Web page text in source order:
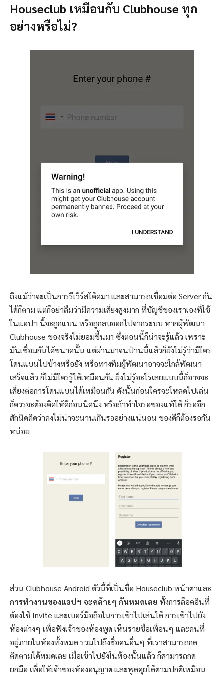
Houseclub เหมือนกับ Clubhouse ทุก
อย่างหรือไม่?
ถึงแม้ว่าจะเป็นการรีเวิร์สโค้ดมา และสามารถเชื่อมต่อ Server กัน
ได้ก็ตาม แต่ก็อย่าลืมว่ามีความเสี่ยงสูงมาก ที่บัญชีของเราเองที่ใช้
ในแอปฯ นี้จะถูกแบน หรือถูกลบออกไปจากระบบ หากผู้พัฒนา
Clubhouse ของจริงไม่ยอมขึ้นมา ซึ่งตอนนี้ก็น่าจะรู้แล้ว เพราะ
มันเชื่อมกันได้ขนาดนั้น แต่ผ่านมาจนป่านนี้แล้วก็ยังไม่รู้ว่ามีใคร
โดนแบนไปบ้างหรือยัง หรือทางทีมผู้พัฒนาอาจจะใกล้พัฒนา
เสร็จแล้ว ก็ไม่มีใครรู้ได้เหมือนกัน ยิ่งไม่รู้อะไรเลยแบบนี้ก็อาจจะ
เสี่ยงต่อการโดนแบนได้เหมือนกัน ดังนั้นก่อนใครจะโหลดไปเล่น
ก็ควรจะต้องคิดให้ดีก่อนนิดนึง หรือถ้าทำใจรอของแท้ได้ ก็รออีก
สักนิดคิดว่าคงไม่น่าจะนานเกินรออย่างแน่นอน ของดีก็ต้องรอกัน
หน่อย
ส่วน Clubhouse Android ตัวนี้ที่เป็นชื่อ Houseclub หน้าตาและ
การทำงานของแอปฯ จะคล้ายๆ กันหมดเลย ทั้งการล็อคอินที่
ต้องใช้ Invite และเบอร์มือถือในการเข้าไปเล่นได้ การเข้าไปยัง
ห้องต่างๆ เพื่อฟังเจ้าของห้องพูด เห็นรายชื่อเพื่อนๆ และคนที่
อยู่ภายในห้องทั้งหมด รวมไปถึงชื่อคนอื่นๆ ที่เราสามารถกด
ติดตามได้หมดเลย เมื่อเข้าไปยังในห้องนั้นแล้ว ก็สามารถกด
ยกมือ เพื่อให้เจ้าของห้องอนุญาต และพูดคุยได้ตามปกติเหมือน